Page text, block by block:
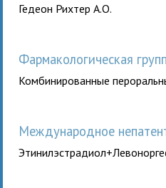
Гедеон Рихтер А.О.
Фармакологическая
Комбинированные
Международное